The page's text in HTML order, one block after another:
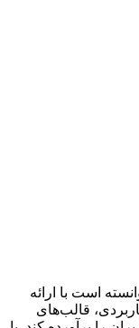
است با ارائه
قالب‌های